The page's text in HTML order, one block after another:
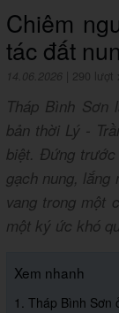
Chiêm
tác đất
14.06.2026 290 lượt
Tháp Bình Sơn
bản thời Lý -
biệt. Đứng
gạch nung, lắng
vang trong một
một ký ức khó
Xem nhanh
1. Tháp Bình Sơn